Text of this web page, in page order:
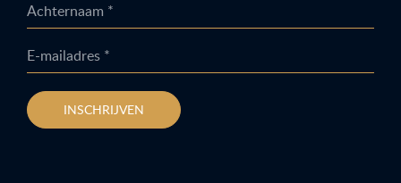
Achternaam *
E-mailadres *
INSCHRIJVEN